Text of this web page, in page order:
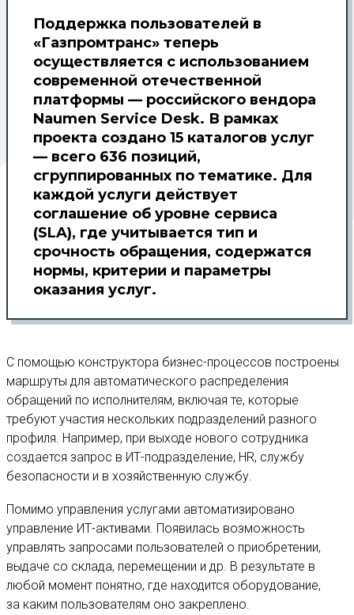
Поддержка пользователей в
«Газпромтранс» теперь
осуществляется с использованием
современной отечественной
платформы — российского вендора
Naumen Service Desk. В рамках
проекта создано 15 каталогов услуг
— всего 636 позиций,
сгруппированных по тематике. Для
каждой услуги действует
соглашение об уровне сервиса
(SLA), где учитывается тип и
срочность обращения, содержатся
нормы, критерии и параметры
оказания услуг.
С помощью конструктора бизнес-процессов построены
маршруты для автоматического распределения
обращений по исполнителям, включая те, которые
требуют участия нескольких подразделений разного
профиля. Например, при выходе нового сотрудника
создается запрос в ИТ-подразделение, HR, службу
безопасности и в хозяйственную службу.
Помимо управления услугами автоматизировано
управление ИТ-активами. Появилась возможность
управлять запросами пользователей о приобретении,
выдаче со склада, перемещении и др. В результате в
любой момент понятно, где находится оборудование,
за каким пользователям оно закреплено.